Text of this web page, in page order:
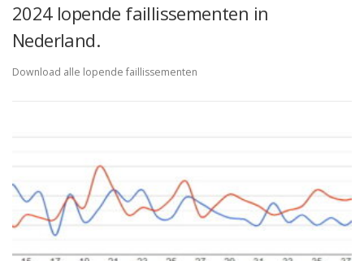
2024 lopende faillissementen in
Nederland.
Download alle lopende faillissementen